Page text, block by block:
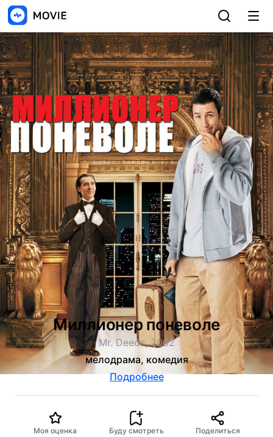
Миллионер поневоле
Mr. Deeds, 2002
мелодрама, комедия
Подробнее
Моя оценка Буду смотреть Поделиться